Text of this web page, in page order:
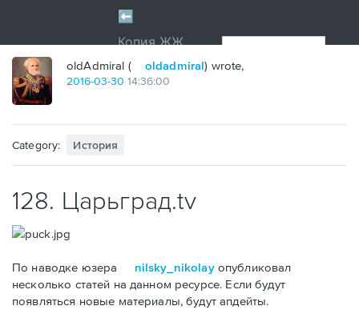
oldAdmiral ( oldadmiral) wrote,
2016-03-30 14:36:00
Category: История
128. Царьград.tv
По наводке юзера nilsky_nikolayопубликовал
несколько статей на данном ресурсе. Если будут
появляться новые материалы, будут апдейты.